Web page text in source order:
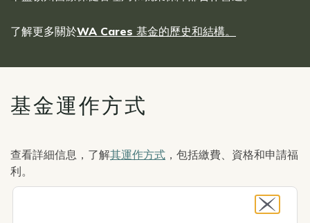
了解更多關於WA Cares 基金的歷史和結構。
基金運作方式
查看詳細信息，了解其運作方式 ，包括繳費、資格和申請福
利。